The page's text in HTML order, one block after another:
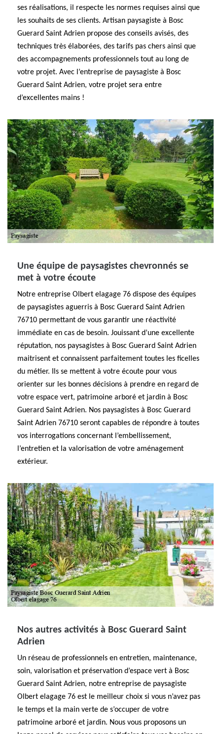
ses réalisations, il respecte les normes requises ainsi que
les souhaits de ses clients. Artisan paysagiste à Bosc
Guerard Saint Adrien propose des conseils avisés, des
techniques très élaborées, des tarifs pas chers ainsi que
des accompagnements professionnels tout au long de
votre projet. Avec l’entreprise de paysagiste à Bosc
Guerard Saint Adrien, votre projet sera entre
d’excellentes mains !
Une équipe de paysagistes chevronnés se
met à votre écoute
Notre entreprise Olbert elagage 76 dispose des équipes
de paysagistes aguerris à Bosc Guerard Saint Adrien
76710 permettant de vous garantir une réactivité
immédiate en cas de besoin. Jouissant d’une excellente
réputation, nos paysagistes à Bosc Guerard Saint Adrien
maitrisent et connaissent parfaitement toutes les ficelles
du métier. Ils se mettent à votre écoute pour vous
orienter sur les bonnes décisions à prendre en regard de
votre espace vert, patrimoine arboré et jardin à Bosc
Guerard Saint Adrien. Nos paysagistes à Bosc Guerard
Saint Adrien 76710 seront capables de répondre à toutes
vos interrogations concernant l’embellissement,
l’entretien et la valorisation de votre aménagement
extérieur.
Nos autres activités à Bosc Guerard Saint
Adrien
Un réseau de professionnels en entretien, maintenance,
soin, valorisation et préservation d’espace vert à Bosc
Guerard Saint Adrien, notre entreprise de paysagiste
Olbert elagage 76 est le meilleur choix si vous n’avez pas
le temps et la main verte de s’occuper de votre
patrimoine arboré et jardin. Nous vous proposons un